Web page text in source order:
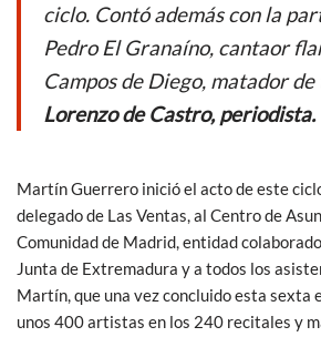
ciclo. Contó además con la
Pedro El Granaíno, cantaor
Campos de Diego, matador de
Lorenzo de Castro, periodista.
Martín Guerrero inició el acto de este
delegado de Las Ventas, al Centro de
Comunidad de Madrid, entidad
Junta de Extremadura y a todos los
Martín, que una vez concluido esta sexta
unos 400 artistas en los 240 recitales y